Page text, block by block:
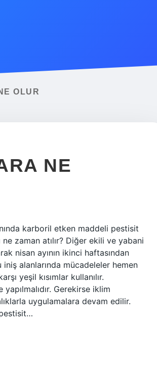
OLUR
NE
karboril etken maddeli pestisit
zaman atılır? Diğer ekili ve yabani
nisan ayının ikinci haftasından
alanlarında mücadeleler hemen
yeşil kısımlar kullanılır.
Gerekirse iklim
uygulamalara devam edilir.